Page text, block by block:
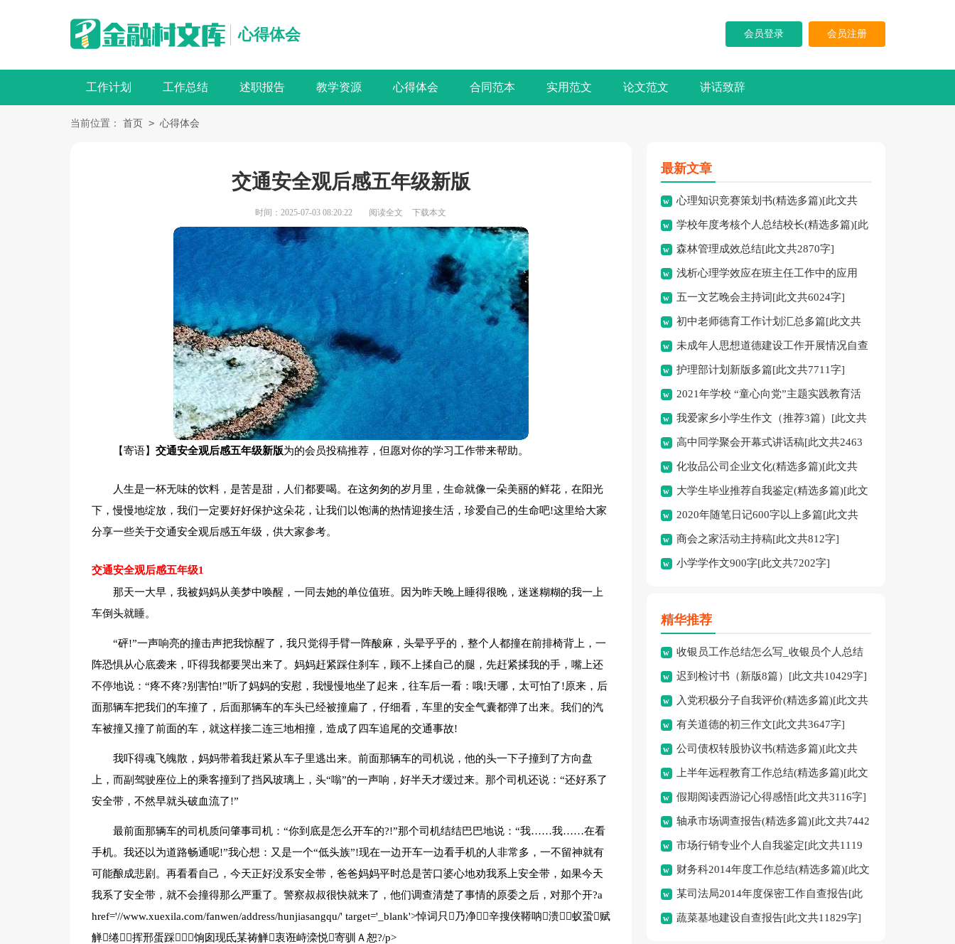
心得体会 会员登录 会员注册
工作计划 工作总结 述职报告 教学资源 心得体会 合同范本 实用范文 论文范文 讲话致辞
当前位置： 首页 > 心得体会
交通安全观后感五年级新版
时间：2025-07-03 08:20:22 阅读全文 下载本文
【寄语】 交通安全观后感五年级新版为的会员投稿推荐，但愿对你的学习工作带来帮助。
人生是一杯无味的饮料，是苦是甜，人们都要喝。在这匆匆的岁月里，生命就像一朵美丽的鲜花，在阳光
下，慢慢地绽放，我们一定要好好保护这朵花，让我们以饱满的热情迎接生活，珍爱自己的生命吧!这里给大家
分享一些关于交通安全观后感五年级，供大家参考。
交通安全观后感五年级1
那天一大早，我被妈妈从美梦中唤醒，一同去她的单位值班。因为昨天晚上睡得很晚，迷迷糊糊的我一上
车倒头就睡。
“砰!”一声响亮的撞击声把我惊醒了，我只觉得手臂一阵酸麻，头晕乎乎的，整个人都撞在前排椅背上，一
阵恐惧从心底袭来，吓得我都要哭出来了。妈妈赶紧踩住刹车，顾不上揉自己的腿，先赶紧揉我的手，嘴上还
不停地说：“疼不疼?别害怕!”听了妈妈的安慰，我慢慢地坐了起来，往车后一看：哦!天哪，太可怕了!原来，后
面那辆车把我们的车撞了，后面那辆车的车头已经被撞扁了，仔细看，车里的安全气囊都弹了出来。我们的汽
车被撞又撞了前面的车，就这样接二连三地相撞，造成了四车追尾的交通事故!
我吓得魂飞魄散，妈妈带着我赶紧从车子里逃出来。前面那辆车的司机说，他的头一下子撞到了方向盘
上，而副驾驶座位上的乘客撞到了挡风玻璃上，头“嗡”的一声响，好半天才缓过来。那个司机还说：“还好系了
安全带，不然早就头破血流了!”
最前面那辆车的司机质问肇事司机：“你到底是怎么开车的?!”那个司机结结巴巴地说：“我……我……在看
手机。我还以为道路畅通呢!”我心想：又是一个“低头族”!现在一边开车一边看手机的人非常多，一不留神就有
可能酿成悲剧。再看看自己，今天正好没系安全带，爸爸妈妈平时总是苦口婆心地劝我系上安全带，如果今天
我系了安全带，就不会撞得那么严重了。警察叔叔很快就来了，他们调查清楚了事情的原委之后，对那个开?a
href='//www.xuexila.com/fanwen/address/hunjiasangqu/' target='_blank'>悼词只乃净辛搜侠鞯呐溃⑶蚁蛩赋
觯绻挥邢蛋踩饷囱现氐某祷觯衷诳峙滦悦寄驯Ａ恕?/p>
最新文章
心理知识竞赛策划书(精选多篇)[此文共
5937字]
学校年度考核个人总结校长(精选多篇)[此
文共7741字]
森林管理成效总结[此文共2870字]
浅析心理学效应在班主任工作中的应用
[此文共3828字]
五一文艺晚会主持词[此文共6024字]
初中老师德育工作计划汇总多篇[此文共
11627字]
未成年人思想道德建设工作开展情况自查
报告[此文共12435字]
护理部计划新版多篇[此文共7711字]
2021年学校 “童心向党”主题实践教育活
动方案[此文共1080字]
我爱家乡小学生作文（推荐3篇）[此文共
1167字]高中同学聚会开幕式讲话稿[此文共2463
字] 化妆品公司企业文化(精选多篇)[此文共
6398字]
大学生毕业推荐自我鉴定(精选多篇)[此文
共5048字]
2020年随笔日记600字以上多篇[此文共
2977字]
商会之家活动主持稿[此文共812字]
小学学作文900字[此文共7202字]
精华推荐
收银员工作总结怎么写_收银员个人总结
[此文共12384字]
迟到检讨书（新版8篇）[此文共10429字]
入党积极分子自我评价(精选多篇)[此文共
3357字]
有关道德的初三作文[此文共3647字]
公司债权转股协议书(精选多篇)[此文共
3545字]上半年远程教育工作总结(精选多篇)[此文
共7732字]
假期阅读西游记心得感悟[此文共3116字]
轴承市场调查报告(精选多篇)[此文共7442
字] 市场行销专业个人自我鉴定[此文共1119
字] 财务科2014年度工作总结(精选多篇)[此文
共8430字]
某司法局2014年度保密工作自查报告[此
文共5333字]
蔬菜基地建设自查报告[此文共11829字]